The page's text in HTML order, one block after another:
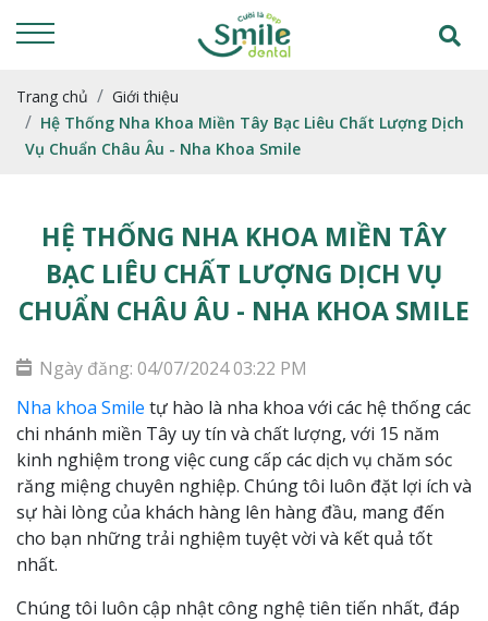
Trang chủ
Giới thiệu
Hệ Thống Nha Khoa Miền Tây Bạc Liêu Chất Lượng Dịch
Vụ Chuẩn Châu Âu - Nha Khoa Smile
HỆ THỐNG NHA KHOA MIỀN TÂY
BẠC LIÊU CHẤT LƯỢNG DỊCH VỤ
CHUẨN CHÂU ÂU - NHA KHOA SMILE
Ngày đăng: 04/07/2024 03:22 PM
Nha khoa Smile tự hào là nha khoa với các hệ thống các
chi nhánh miền Tây uy tín và chất lượng, với 15 năm
kinh nghiệm trong việc cung cấp các dịch vụ chăm sóc
răng miệng chuyên nghiệp. Chúng tôi luôn đặt lợi ích và
sự hài lòng của khách hàng lên hàng đầu, mang đến
cho bạn những trải nghiệm tuyệt vời và kết quả tốt
nhất.
Chúng tôi luôn cập nhật công nghệ tiên tiến nhất, đáp